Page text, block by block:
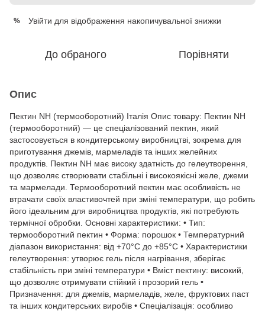
% Увійти для відображення накопичувальної знижки
До обраного Порівняти
Опис
Пектин NH (термооборотний) Італія Опис товару: Пектин NH
(термооборотний) — це спеціалізований пектин, який
застосовується в кондитерському виробництві, зокрема для
приготування джемів, мармеладів та інших желейних
продуктів. Пектин NH має високу здатність до гелеутворення,
що дозволяє створювати стабільні і високоякісні желе, джеми
та мармелади. Термооборотний пектин має особливість не
втрачати своїх властивочтей при зміні температури, що робить
його ідеальним для виробництва продуктів, які потребують
термічної обробки. Основні характеристики: • Тип:
термооборотний пектин • Форма: порошок • Температурний
діапазон використання: від +70°C до +85°C • Характеристики
гелеутворення: утворює гель після нагрівання, зберігає
стабільність при зміні температури • Вміст пектину: високий,
що дозволяє отримувати стійкий і прозорий гель •
Призначення: для джемів, мармеладів, желе, фруктових паст
та інших кондитерських виробів • Спеціалізація: особливо